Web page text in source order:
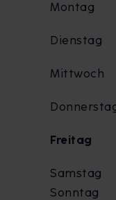
Montag
Dienstag
Mittwoch
Freitag
Samstag
Sonntag